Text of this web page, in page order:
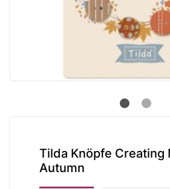
Tilda Knöpfe Creating
Autumn